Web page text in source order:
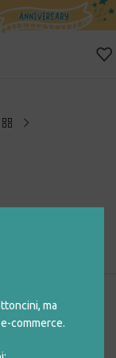
ma
commerce.